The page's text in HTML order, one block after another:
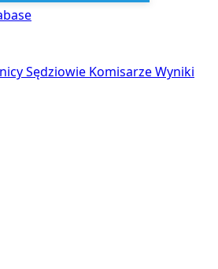
Sędziowie KomisarzeWyniki